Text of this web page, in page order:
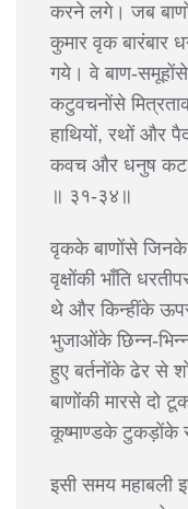
करने लगे। जब
कुमार वृक
गये। वे बाण-
कटुवचनोंसे
हाथियों, रथों और
कवच और धनुष कट
॥ ३१-३४॥
वृकके बाणोंसे
वृक्षोंकी भाँति
थे और किन्हींके
भुजाओंके छिन्न-
हुए बर्तनोंके ढेर से
बाणोंकी मारसे दो
कूष्माण्डके टुकड़ोंके
इसी समय